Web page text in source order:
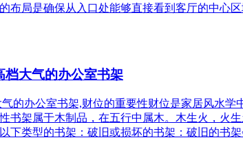
布局是确保从入口处能够直接看到客厅的中心
档大气的办公室书架
的办公室书架,财位的重要性财位是家居风水
书架属于木制品，在五行中属木。木生火，火
下类型的书架：破旧或损坏的书架：破旧的书